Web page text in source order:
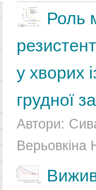
Роль
у хворих
грудної
Автори: